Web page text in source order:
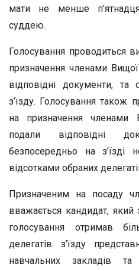
мати не менше
суддею.
Голосування проводиться
призначення членами
відповідні документи, та
з’їзду. Голосування також
на призначення членами
подали відповідні
безпосередньо на
відсотками обраних
Призначеним на посаду
вважається кандидат, який
голосування отримав
делегатів з’їзду
навчальних закладів